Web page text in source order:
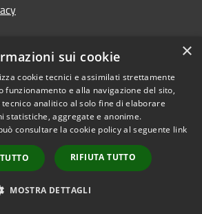
Copyright © 2026 • Comune di
Alcamo • Powered by
Municipium•
Accesso
redazione
×
sui cookie
cookie tecnici e assimilati strettamente
funzionamento e alla navigazione del sito,
tecnico analitico al solo fine di elaborare
statistiche, aggregate e anonime.
consultare la cookie policy al seguente link
RIFIUTA TUTTO
MOSTRA DETTAGLI